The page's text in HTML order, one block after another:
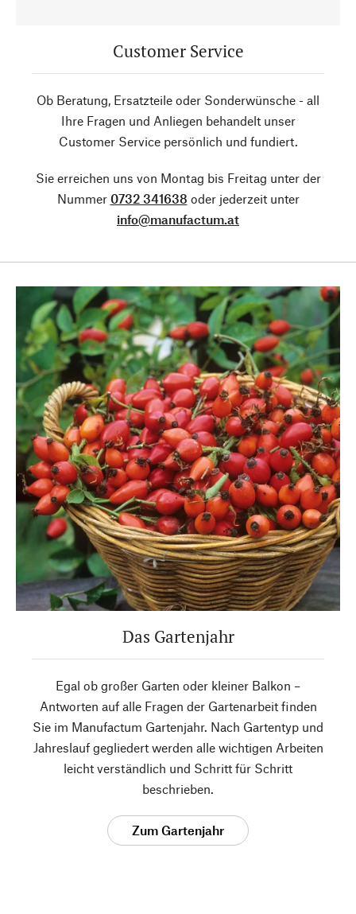
Customer Service
Ob Beratung, Ersatzteile oder Sonderwünsche - all
Ihre Fragen und Anliegen behandelt unser
Customer Service persönlich und fundiert.
Sie erreichen uns von Montag bis Freitag unter der
Nummer 0732 341638 oder jederzeit unter
info@manufactum.at
Das Gartenjahr
Egal ob großer Garten oder kleiner Balkon –
Antworten auf alle Fragen der Gartenarbeit finden
Sie im Manufactum Gartenjahr. Nach Gartentyp und
Jahreslauf gegliedert werden alle wichtigen Arbeiten
leicht verständlich und Schritt für Schritt
beschrieben.
Zum Gartenjahr